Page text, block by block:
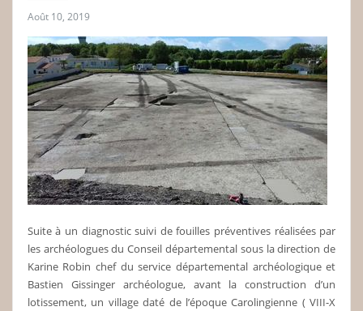
Août 10, 2019
Suite à un diagnostic suivi de fouilles préventives réalisées par
les archéologues du Conseil départemental sous la direction de
Karine Robin chef du service départemental archéologique et
Bastien Gissinger archéologue, avant la construction d’un
lotissement, un village daté de l’époque Carolingienne ( VIII-X